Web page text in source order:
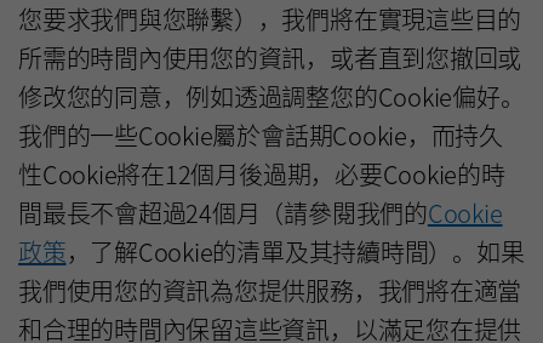
您要求我們與您聯繫），我們將在實現這些目的
所需的時間內使用您的資訊，或者直到您撤回或
修改您的同意，例如透過調整您的Cookie偏好。
我們的一些Cookie屬於會話期Cookie，而持久
性Cookie將在12個月後過期，必要Cookie的時
間最長不會超過24個月（請參閱我們的Cookie
政策，了解Cookie的清單及其持續時間）。如果
我們使用您的資訊為您提供服務，我們將在適當
和合理的時間內保留這些資訊，以滿足您在提供